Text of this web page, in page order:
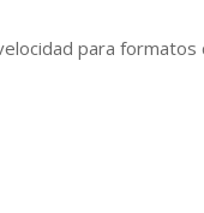
para formatos